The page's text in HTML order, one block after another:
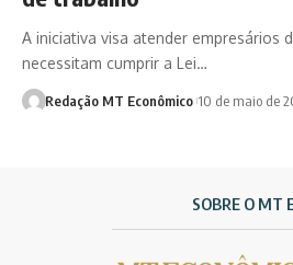
A iniciativa visa atender empresários
necessitam cumprir a Lei…
Redação MT Econômico 10 de maio de
SOBRE O MT